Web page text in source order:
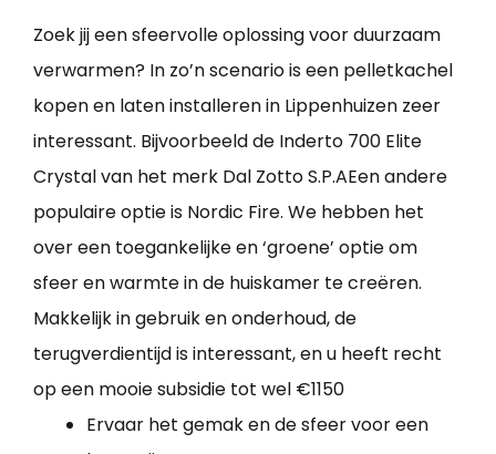
Zoek jij een sfeervolle oplossing voor duurzaam
verwarmen? In zo’n scenario is een pelletkachel
kopen en laten installeren in Lippenhuizen zeer
interessant. Bijvoorbeeld de Inderto 700 Elite
Crystal van het merk Dal Zotto S.P.AEen andere
populaire optie is Nordic Fire. We hebben het
over een toegankelijke en ‘groene’ optie om
sfeer en warmte in de huiskamer te creëren.
Makkelijk in gebruik en onderhoud, de
terugverdientijd is interessant, en u heeft recht
op een mooie subsidie tot wel €1150
Ervaar het gemak en de sfeer voor een